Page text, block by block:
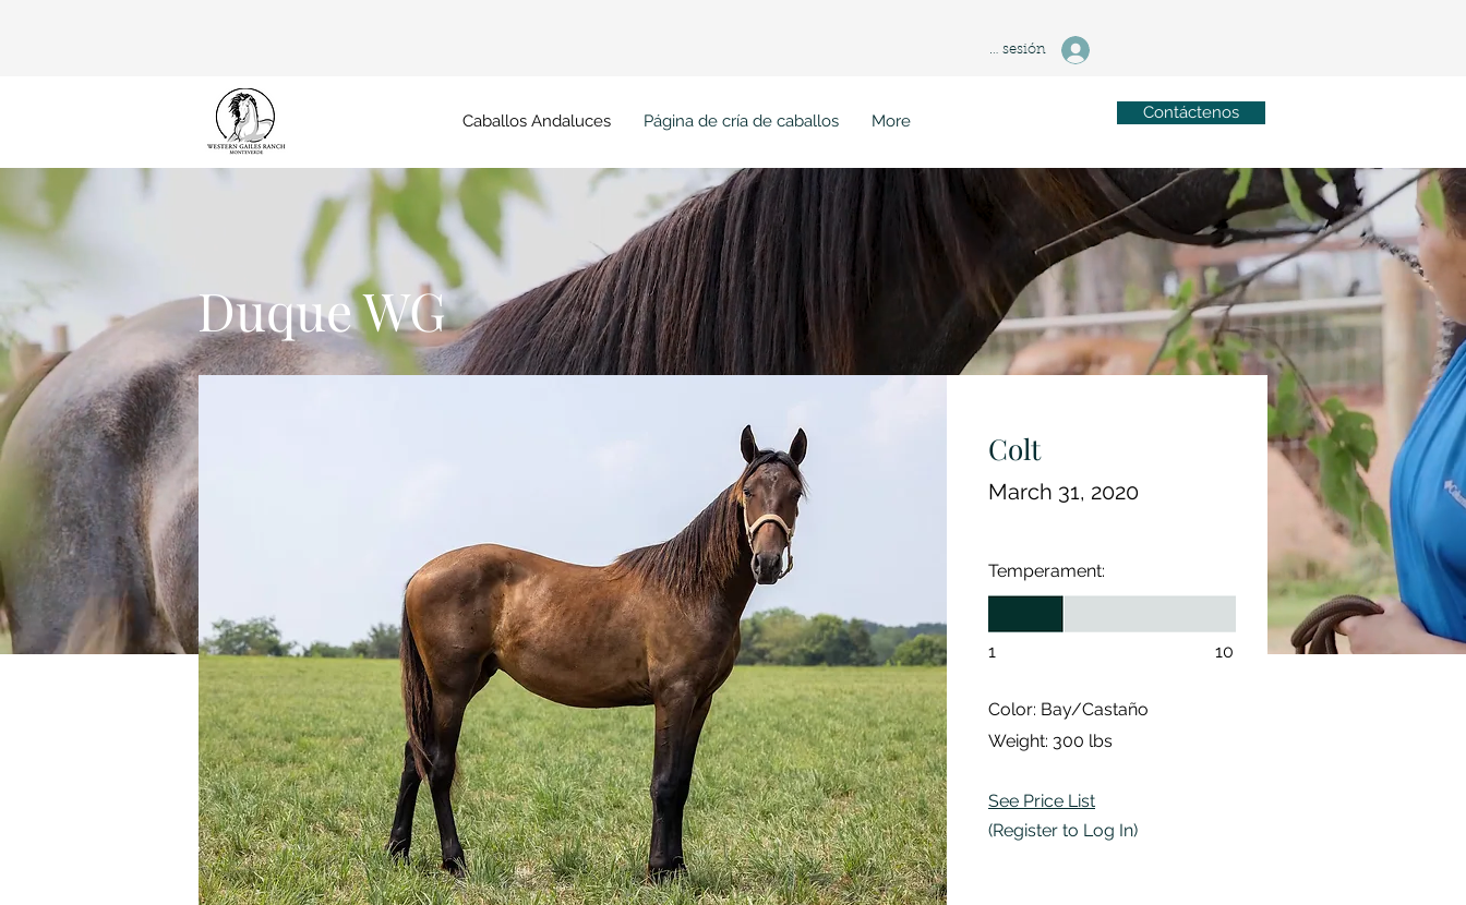
Caballos Andaluces Página de cría de caballos More Contáctenos
Iniciar sesión
Duque WG
Colt
March 31, 2020
Temperament:
1 10
Color: Bay/Castaño
Weight: 300 lbs
See Price List
(Register to Log In)